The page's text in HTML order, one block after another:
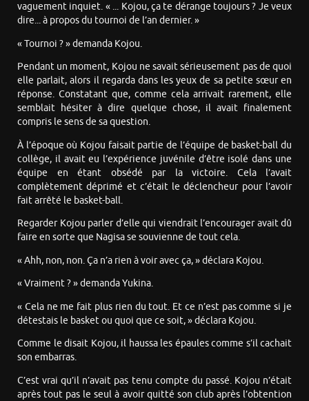
vaguement inquiet. « ... Kojou, ça te dérange toujours ? Je veux
dire... à propos du tournoi de l’an dernier. »
« Tournoi ? » demanda Kojou.
Pendant un moment, Kojou ne savait sérieusement pas de quoi
elle parlait, alors il regarda dans les yeux de sa petite sœur en
réponse. Constatant que, comme cela arrivait rarement, elle
semblait hésiter à dire quelque chose, il avait finalement
compris le sens de sa question.
À l’époque où Kojou faisait partie de l’équipe de basket-ball du
collège, il avait eu l’expérience juvénile d’être isolé dans une
équipe en étant obsédé par la victoire. Cela l’avait
complètement déprimé et c’était le déclencheur pour l’avoir
fait arrêté le basket-ball.
Regarder Kojou parler d’elle qui viendrait l’encourager avait dû
faire en sorte que Nagisa se souvienne de tout cela.
« Ahh, non, non. Ça n’a rien à voir avec ça, » déclara Kojou.
« Vraiment ? » demanda Yukina.
« Cela ne me fait plus rien du tout. Et ce n’est pas comme si je
détestais le basket ou quoi que ce soit, » déclara Kojou.
Comme le disait Kojou, il haussa les épaules comme s’il cachait
son embarras.
C’est vrai qu’il n’avait pas tenu compte du passé. Kojou n’était
après tout pas le seul à avoir quitté son club après l’obtention